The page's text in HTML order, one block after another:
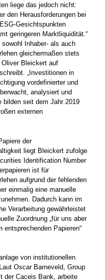
liege das jedoch nicht:
den Herausforderungen bei
Gesichtspunkten
geringeren Marktliquidität.“
Inhaber- als auch
gleichermaßen stets
Bleickert auf
„Investitionen in
vordefinierter und
analysiert und
bilden seit dem Jahr 2019
externen
der
liegt Bleickert zufolge
Identification Number
ist für
aufgrund der fehlenden
einmalig eine manuelle
Dadurch kann im
Verarbeitung gewährleistet
Zuordnung „für uns aber
entsprechenden Papieren“
von institutionellen
Oscar Barneveld, Group
der Caceis Bank, arbeite